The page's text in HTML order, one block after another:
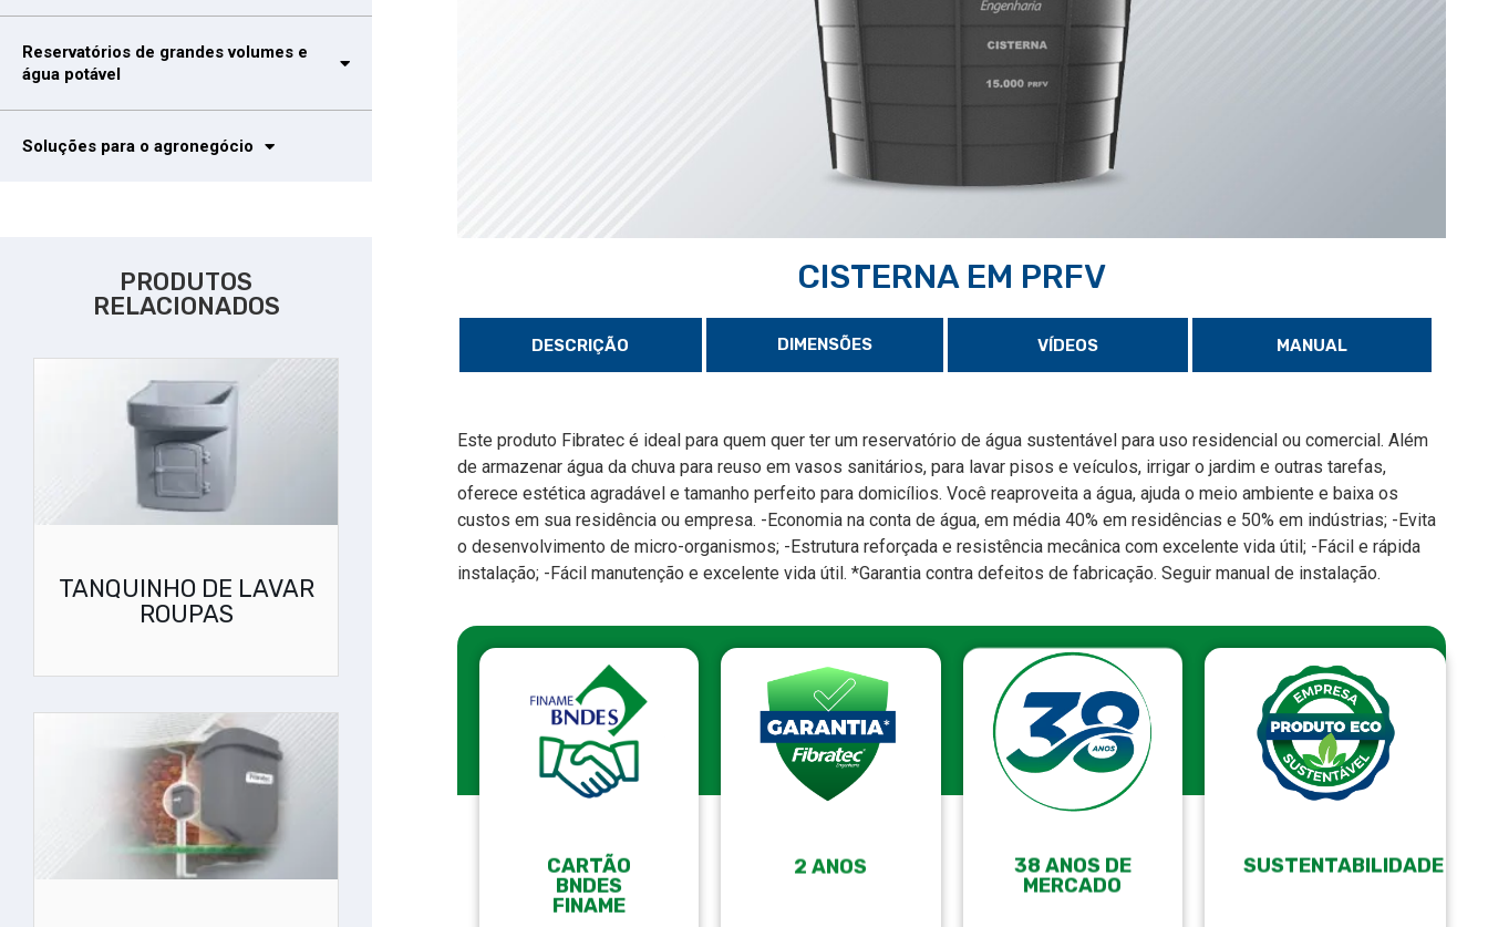
Reservatórios de grandes volumes e
água potável
Soluções para o agronegócio
PRODUTOS
RELACIONADOS
TANQUINHO DE LAVAR
ROUPAS
CISTERNA EM PRFV
DESCRIÇÃO DIMENSÕES VÍDEOS MANUAL
Este produto Fibratec é ideal para quem quer ter um reservatório de água sustentável para uso residencial ou comercial. Além
de armazenar água da chuva para reuso em vasos sanitários, para lavar pisos e veículos, irrigar o jardim e outras tarefas,
oferece estética agradável e tamanho perfeito para domicílios. Você reaproveita a água, ajuda o meio ambiente e baixa os
custos em sua residência ou empresa. -Economia na conta de água, em média 40% em residências e 50% em indústrias; -Evita
o desenvolvimento de micro-organismos; -Estrutura reforçada e resistência mecânica com excelente vida útil; -Fácil e rápida
instalação; -Fácil manutenção e excelente vida útil. *Garantia contra defeitos de fabricação. Seguir manual de instalação.
CARTÃO
BNDES
FINAME
2 ANOS
38 ANOS DE
MERCADO
SUSTENTABILIDADE